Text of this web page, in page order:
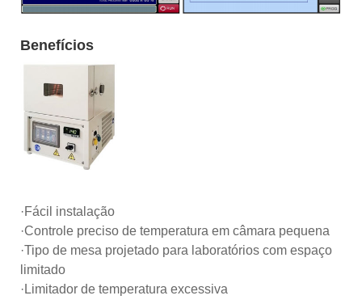
Benefícios
·Fácil instalação
·Controle preciso de temperatura em câmara pequena
·Tipo de mesa projetado para laboratórios com espaço
limitado
·Limitador de temperatura excessiva